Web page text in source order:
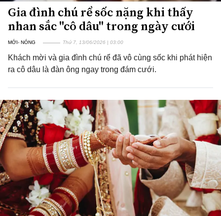
Gia đình chú rể sốc nặng khi thấy
nhan sắc "cô dâu" trong ngày cưới
MỚI- NÓNG Thứ 7, 13/06/2026 | 03:00
Khách mời và gia đình chú rể đã vô cùng sốc khi phát hiện
ra cô dâu là đàn ông ngay trong đám cưới.